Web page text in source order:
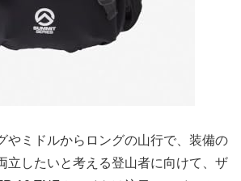
やミドルからロングの山行で、装備の
立したいと考える登山者に向けて、ザ